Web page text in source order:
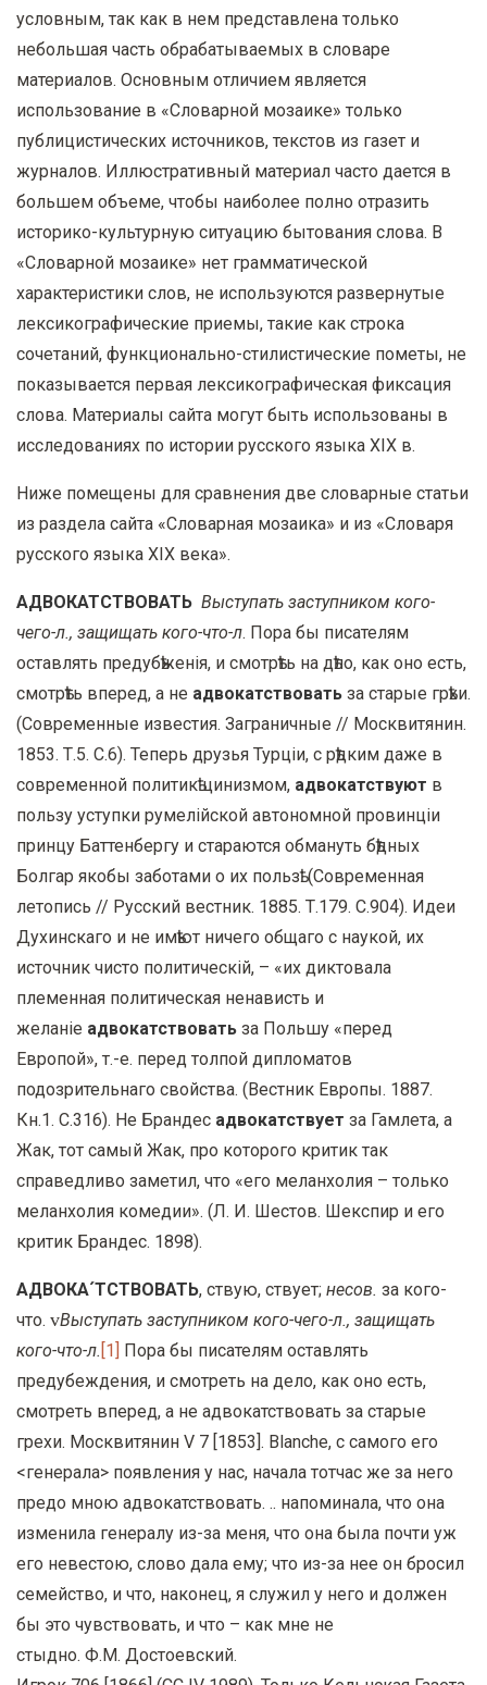
условным, так как в нем представлена только
небольшая часть обрабатываемых в словаре
материалов. Основным отличием является
использование в «Словарной мозаике» только
публицистических источников, текстов из газет и
журналов. Иллюстративный материал часто дается в
большем объеме, чтобы наиболее полно отразить
историко-культурную ситуацию бытования слова. В
«Словарной мозаике» нет грамматической
характеристики слов, не используются развернутые
лексикографические приемы, такие как строка
сочетаний, функционально-стилистические пометы, не
показывается первая лексикографическая фиксация
слова. Материалы сайта могут быть использованы в
исследованиях по истории русского языка XIX в.
Ниже помещены для сравнения две словарные статьи
из раздела сайта «Словарная мозаика» и из «Словаря
русского языка XIX века».
АДВОКАТСТВОВАТЬ Выступать заступником кого-
чего-л., защищать кого-что-л. Пора бы писателям
оставлять предубѣженiя, и смотрѣть на дѣло, как оно есть,
смотрѣть вперед, а не адвокатствовать за старые грѣхи.
(Современные известия. Заграничные // Москвитянин.
1853. Т.5. С.6). Теперь друзья Турцiи, с рѣдким даже в
современной политикѣ цинизмом, адвокатствуют в
пользу уступки румелiйской автономной провинцiи
принцу Баттенбергу и стараются обмануть бѣдных
Болгар якобы заботами о их пользѣ. (Современная
летопись // Русский вестник. 1885. Т.179. С.904). Идеи
Духинскаго и не имѣют ничего общаго с наукой, их
источник чисто политическiй, – «их диктовала
племенная политическая ненависть и
желанiе адвокатствовать за Польшу «перед
Европой», т.-е. перед толпой дипломатов
подозрительнаго свойства. (Вестник Европы. 1887.
Кн.1. С.316). Не Брандес адвокатствует за Гамлета, а
Жак, тот самый Жак, про которого критик так
справедливо заметил, что «его меланхолия – только
меланхолия комедии». (Л. И. Шестов. Шекспир и его
критик Брандес. 1898).
АДВОКА´ТСТВОВАТЬ, ствую, ствует; несов. за кого-
что. vВыступать заступником кого-чего-л., защищать
кого-что-л. [1] Пора бы писателям оставлять
предубеждения, и смотреть на дело, как оно есть,
смотреть вперед, а не адвокатствовать за старые
грехи. Москвитянин V 7 [1853]. Blanche, с самого его
<генерала> появления у нас, начала тотчас же за него
предо мною адвокатствовать. .. напоминала, что она
изменила генералу из-за меня, что она была почти уж
его невестою, слово дала ему; что из-за нее он бросил
семейство, и что, наконец, я служил у него и должен
бы это чувствовать, и что – как мне не
стыдно. Ф.М. Достоевский.